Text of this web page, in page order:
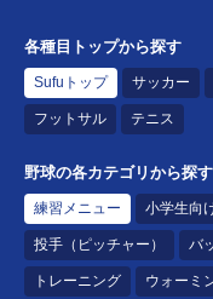
各種目トップから探す
Sufuトップ サッカー
フットサル テニス
野球の各カテゴリから探す
練習メニュー 小学生向
投手（ピッチャー） バ
トレーニング ウォーミ